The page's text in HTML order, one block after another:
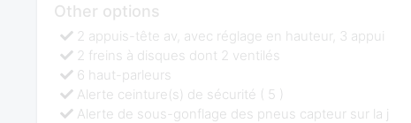
Other options
2 appuis-tête av, avec réglage en hauteur, 3 appui
2 freins à disques dont 2 ventilés
6 haut-parleurs
Alerte ceinture(s) de sécurité ( 5 )
Alerte de sous-gonflage des pneus capteur sur la j